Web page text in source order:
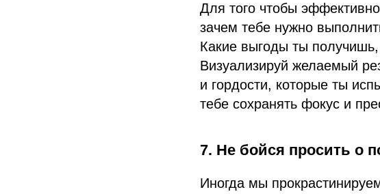
Для того чтобы
зачем тебе нужно
Какие выгоды ты получишь,
Визуализируй желаемый
и гордости, которые ты
тебе сохранять фокус и
7. Не бойся просить о
Иногда мы